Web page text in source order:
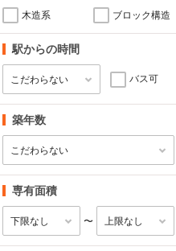
木造系 ブロック構造
駅からの時間
バス可
築年数
専有面積
〜